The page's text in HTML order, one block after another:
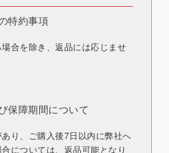
特約事項
合を除き、返品には応じませ
保障期間について
り、ご購入後7日以内に弊社へ
については、返品可能となり